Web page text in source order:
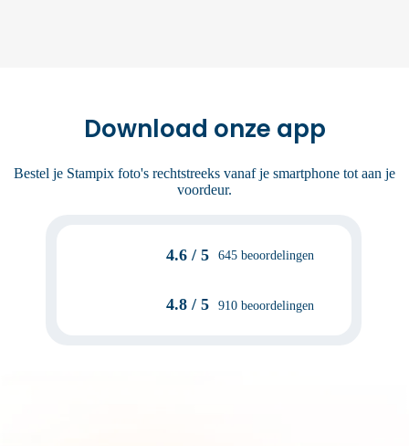
Download onze app
Bestel je Stampix foto's rechtstreeks vanaf je smartphone tot aan je
voordeur.
4.6 / 5 645 beoordelingen
4.8 / 5 910 beoordelingen